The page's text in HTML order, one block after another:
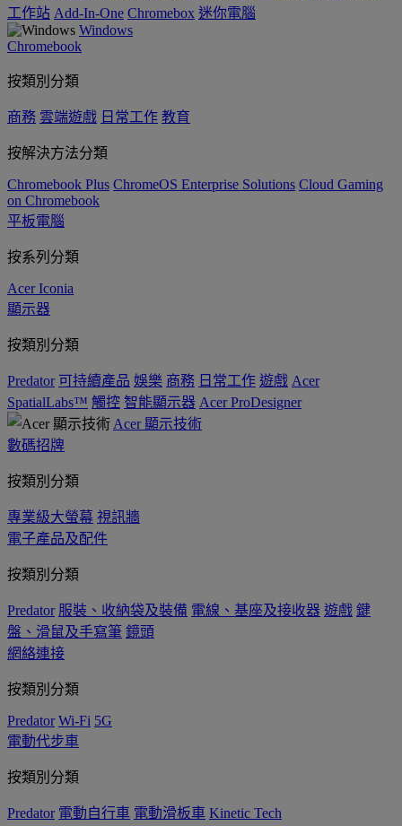
工作站 Add-In-One Chromebox 迷你電腦
Windows
Chromebook
按類別分類
商務 雲端遊戲 日常工作 教育
按解決方法分類
Chromebook Plus ChromeOS Enterprise Solutions Cloud Gaming
on Chromebook
平板電腦
按系列分類
Acer Iconia
顯示器
按類別分類
Predator 可持續產品 娛樂 商務 日常工作 遊戲 Acer
SpatialLabs™ 觸控 智能顯示器 Acer ProDesigner
Acer 顯示技術
數碼招牌
按類別分類
專業級大螢幕 視訊牆
電子產品及配件
按類別分類
Predator 服裝、收納袋及裝備 電線、基座及接收器 遊戲 鍵
盤、滑鼠及手寫筆 鏡頭
網絡連接
按類別分類
Predator Wi-Fi 5G
電動代步車
按類別分類
Predator 電動自行車 電動滑板車 Kinetic Tech